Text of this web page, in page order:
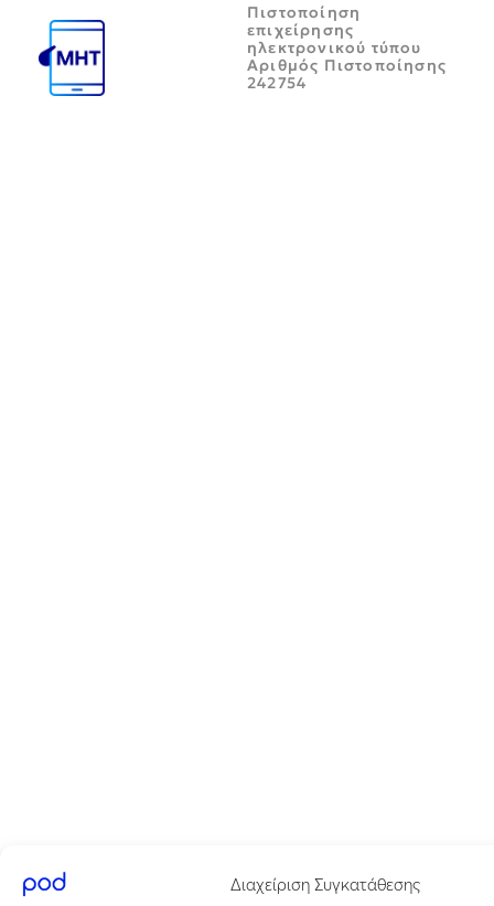
Διαχείριση Συγκατάθεσης
Πιστοποίηση
επιχείρησης
ηλεκτρονικού τύπου
Αριθμός Πιστοποίησης
242754